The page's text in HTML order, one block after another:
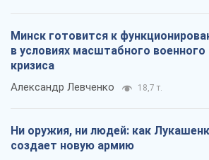
Минск готовится к
в условиях масштабного военного
кризиса
Александр Левченко 18,7 т.
Ни оружия, ни людей: как
создает новую армию